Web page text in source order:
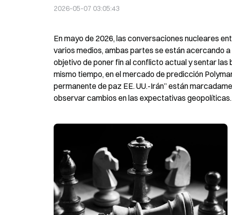
2026-05-07 03:05:43
En mayo de 2026, las conversaciones nucleares
varios medios, ambas partes se están acercando a
objetivo de poner fin al conflicto actual y sentar
mismo tiempo, en el mercado de predicción
permanente de paz EE. UU.-Irán” están
observar cambios en las expectativas geopolíticas.